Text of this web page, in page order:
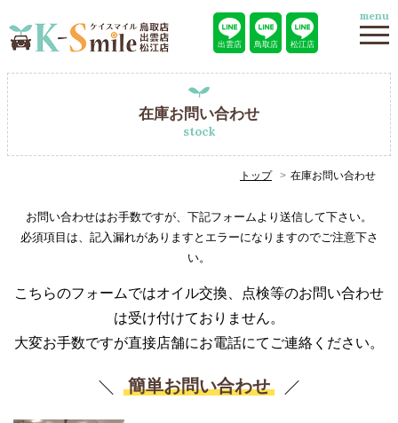
出雲店 鳥取店 松江店
menu
在庫お問い合わせ
stock
トップ 在庫お問い合わせ
お問い合わせはお手数ですが、下記フォームより送信して下さい。
必須項目は、記入漏れがありますとエラーになりますのでご注意下さ
い。
こちらのフォームではオイル交換、点検等のお問い合わせ
は受け付けておりません。
大変お手数ですが直接店舗にお電話にてご連絡ください。
簡単お問い合わせ